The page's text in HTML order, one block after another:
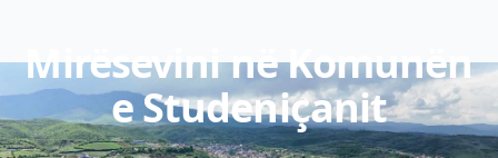
Mirësevini në Komunën
e Studeniçanit